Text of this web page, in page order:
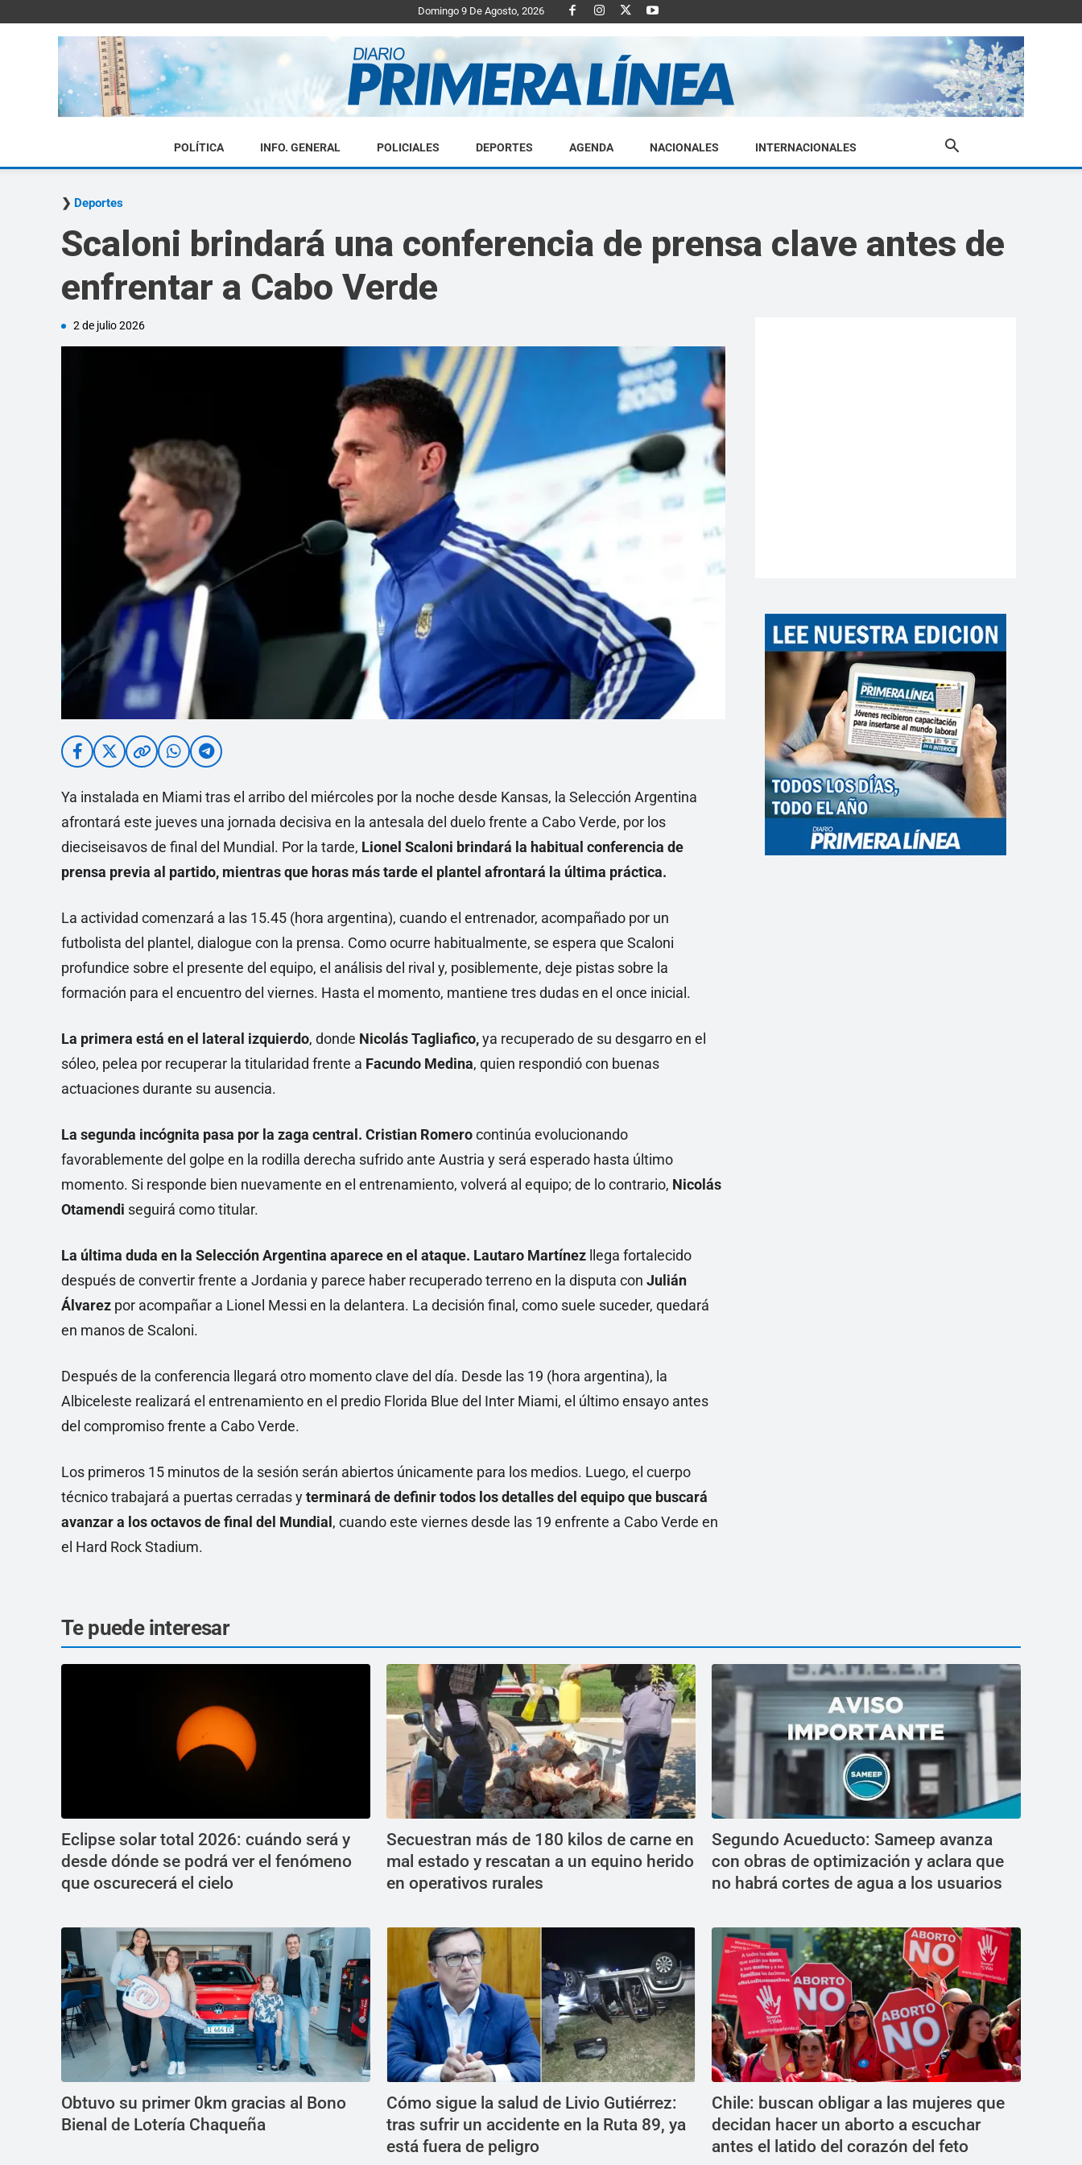
Domingo 9 De Agosto, 2026
Diario
POLÍTICA INFO. GENERAL POLICIALES DEPORTES AGENDA NACIONALES INTERNACIONALES
Deportes
Scaloni brindará una conferencia de prensa clave antes de
enfrentar a Cabo Verde
2 de julio 2026
Ya instalada en Miami tras el arribo del miércoles por la noche desde Kansas, la Selección Argentina
afrontará este jueves una jornada decisiva en la antesala del duelo frente a Cabo Verde, por los
dieciseisavos de final del Mundial. Por la tarde, Lionel Scaloni brindará la habitual conferencia de
prensa previa al partido, mientras que horas más tarde el plantel afrontará la última práctica.
La actividad comenzará a las 15.45 (hora argentina), cuando el entrenador, acompañado por un
futbolista del plantel, dialogue con la prensa. Como ocurre habitualmente, se espera que Scaloni
profundice sobre el presente del equipo, el análisis del rival y, posiblemente, deje pistas sobre la
formación para el encuentro del viernes. Hasta el momento, mantiene tres dudas en el once inicial.
La primera está en el lateral izquierdo, donde Nicolás Tagliafico,ya recuperado de su desgarro en el
sóleo, pelea por recuperar la titularidad frente a Facundo Medina, quien respondió con buenas
actuaciones durante su ausencia.
La segunda incógnita pasa por la zaga central. Cristian Romerocontinúa evolucionando
favorablemente del golpe en la rodilla derecha sufrido ante Austria y será esperado hasta último
momento. Si responde bien nuevamente en el entrenamiento, volverá al equipo; de lo contrario, Nicolás
Otamendi seguirá como titular.
La última duda en la Selección Argentina aparece en el ataque. Lautaro Martínez llega fortalecido
después de convertir frente a Jordania y parece haber recuperado terreno en la disputa con Julián
Álvarez por acompañar a Lionel Messi en la delantera. La decisión final, como suele suceder, quedará
en manos de Scaloni.
Después de la conferencia llegará otro momento clave del día. Desde las 19 (hora argentina), la
Albiceleste realizará el entrenamiento en el predio Florida Blue del Inter Miami, el último ensayo antes
del compromiso frente a Cabo Verde.
Los primeros 15 minutos de la sesión serán abiertos únicamente para los medios. Luego, el cuerpo
técnico trabajará a puertas cerradas yterminará de definir todos los detalles del equipo que buscará
avanzar a los octavos de final del Mundial , cuando este viernes desde las 19 enfrente a Cabo Verde en
el Hard Rock Stadium.
Te puede interesar
Eclipse solar total 2026: cuándo será y
desde dónde se podrá ver el fenómeno
que oscurecerá el cielo
Secuestran más de 180 kilos de carne en
mal estado y rescatan a un equino herido
en operativos rurales
Segundo Acueducto: Sameep avanza
con obras de optimización y aclara que
no habrá cortes de agua a los usuarios
Obtuvo su primer 0km gracias al Bono
Bienal de Lotería Chaqueña
Cómo sigue la salud de Livio Gutiérrez:
tras sufrir un accidente en la Ruta 89, ya
está fuera de peligro
Chile: buscan obligar a las mujeres que
decidan hacer un aborto a escuchar
antes el latido del corazón del feto